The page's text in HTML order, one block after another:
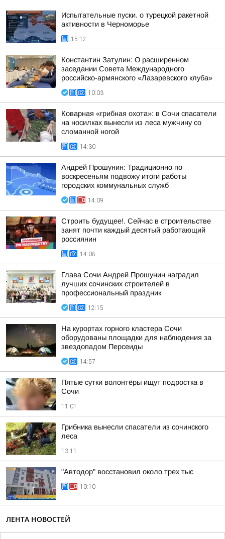
Испытательные пуски. о турецкой ракетной
активности в Черноморье
15:12
Константин Затулин: О расширенном
заседании Совета Международного
российско-армянского «Лазаревского клуба»
10:03
Коварная «грибная охота»: в Сочи спасатели
на носилках вынесли из леса мужчину со
сломанной ногой
14:30
Андрей Прошунин: Традиционно по
воскресеньям подвожу итоги работы
городских коммунальных служб
14:09
Строить будущее!. Сейчас в строительстве
занят почти каждый десятый работающий
россиянин
14:08
Глава Сочи Андрей Прошунин наградил
лучших сочинских строителей в
профессиональный праздник
12:15
На курортах горного кластера Сочи
оборудованы площадки для наблюдения за
звездопадом Персеиды
14:57
Пятые сутки волонтёры ищут подростка в
Сочи
11:01
Грибника вынесли спасатели из сочинского
леса
13:11
"Автодор" восстановил около трех тыс
10:10
ЛЕНТА НОВОСТЕЙ